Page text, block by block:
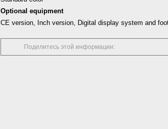
Optional equipment
CE version, Inch version, Digital display system and
Поделитесь этой информации: